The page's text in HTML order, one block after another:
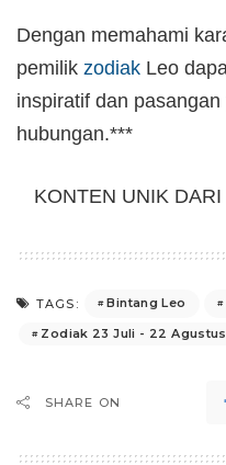
Dengan memahami
pemilik zodiak Leo
inspiratif dan
hubungan.***
KONTEN UNIK
TAGS: Bintang Leo
Zodiak 23 Juli - 22 Agustus
SHARE ON